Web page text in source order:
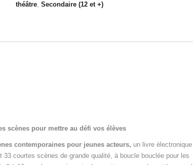
jeunes
ans)
théâtre, Secondaire (12 et +)
scènes pour mettre au défi vos élèves
contemporaines pour jeunes acteurs, un livre électronique
33 courtes scènes de grande qualité, à boucle bouclée pour les